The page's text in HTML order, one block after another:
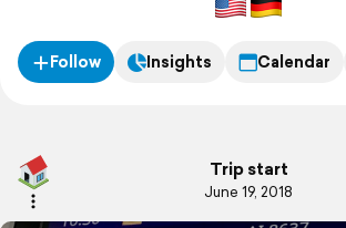
Follow Insights Calendar
Trip start
June 19, 2018